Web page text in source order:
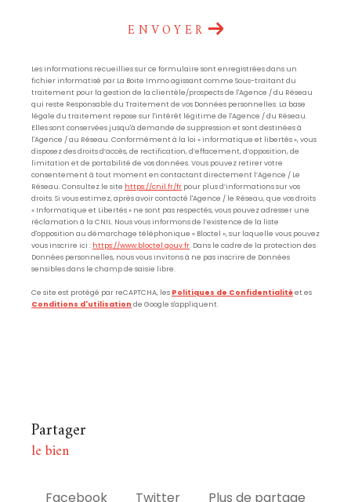
ENVOYER
Les informations recueillies sur ce formulaire sont enregistrées dans un
fichier informatisé par La Boite Immo agissant comme Sous-traitant du
traitement pour la gestion de la clientèle/prospects de l'Agence / du Réseau
qui reste Responsable du Traitement de vos Données personnelles. La base
légale du traitement repose sur l'intérêt légitime de l'Agence / du Réseau.
Elles sont conservées jusqu'à demande de suppression et sont destinées à
l'Agence / au Réseau. Conformément à la loi « informatique et libertés », vous
disposez des droits d’accès, de rectification, d’effacement, d’opposition, de
limitation et de portabilité de vos données. Vous pouvez retirer votre
consentement à tout moment en contactant directement l’Agence / Le
Réseau. Consultez le site https://cnil.fr/fr pour plus d’informations sur vos
droits. Si vous estimez, après avoir contacté l'Agence / le Réseau, que vos droits
« Informatique et Libertés » ne sont pas respectés, vous pouvez adresser une
réclamation à la CNIL. Nous vous informons de l’existence de la liste
d'opposition au démarchage téléphonique « Bloctel », sur laquelle vous pouvez
vous inscrire ici : https://www.bloctel.gouv.fr. Dans le cadre de la protection des
Données personnelles, nous vous invitons à ne pas inscrire de Données
sensibles dans le champ de saisie libre.
Ce site est protégé par reCAPTCHA, les Politiques de Confidentialitéet es
Conditions d'utilisation de Google s'appliquent.
partager
le bien
Facebook Twitter Plus de partage